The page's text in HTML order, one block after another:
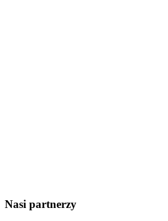
Nasi partnerzy